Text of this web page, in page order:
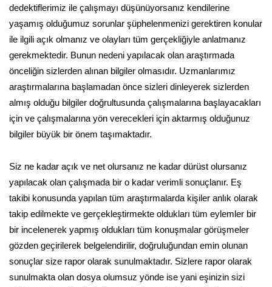
dedektiflerimiz ile çalışmayı düşünüyorsanız kendilerine
yaşamış olduğumuz sorunlar şüphelenmenizi gerektiren konular
ile ilgili açık olmanız ve olayları tüm gerçekliğiyle anlatmanız
gerekmektedir. Bunun nedeni yapılacak olan araştırmada
önceliğin sizlerden alınan bilgiler olmasıdır. Uzmanlarımız
araştırmalarına başlamadan önce sizleri dinleyerek sizlerden
almış olduğu bilgiler doğrultusunda çalışmalarına başlayacakları
için ve çalışmalarına yön verecekleri için aktarmış olduğunuz
bilgiler büyük bir önem taşımaktadır.
Siz ne kadar açık ve net olursanız ne kadar dürüst olursanız
yapılacak olan çalışmada bir o kadar verimli sonuçlanır. Eş
takibi konusunda yapılan tüm araştırmalarda kişiler anlık olarak
takip edilmekte ve gerçekleştirmekte oldukları tüm eylemler bir
bir incelenerek yapmış oldukları tüm konuşmalar görüşmeler
gözden geçirilerek belgelendirilir, doğruluğundan emin olunan
sonuçlar size rapor olarak sunulmaktadır. Sizlere rapor olarak
sunulmakta olan dosya olumsuz yönde ise yani eşinizin sizi